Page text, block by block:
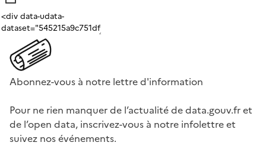
Abonnez-vous à notre lettre d'information
Pour ne rien manquer de l’actualité de data.gouv.fr et
de l’open data, inscrivez-vous à notre infolettre et
suivez nos événements.